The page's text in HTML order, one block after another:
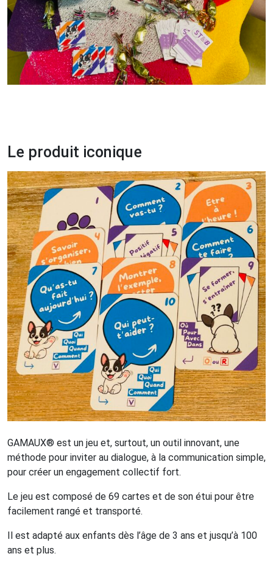
Le produit iconique
GAMAUX® est un jeu et, surtout, un outil innovant, une
méthode pour inviter au dialogue, à la communication simple,
pour créer un engagement collectif fort.
Le jeu est composé de 69 cartes et de son étui pour être
facilement rangé et transporté.
Il est adapté aux enfants dès l’âge de 3 ans et jusqu’à 100
ans et plus.